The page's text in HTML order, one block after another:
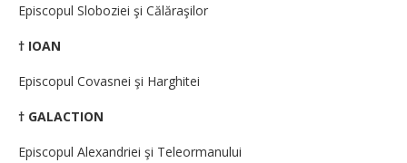
Episcopul Sloboziei şi Călăraşilor
† IOAN
Episcopul Covasnei şi Harghitei
† GALACTION
Episcopul Alexandriei şi Teleormanului